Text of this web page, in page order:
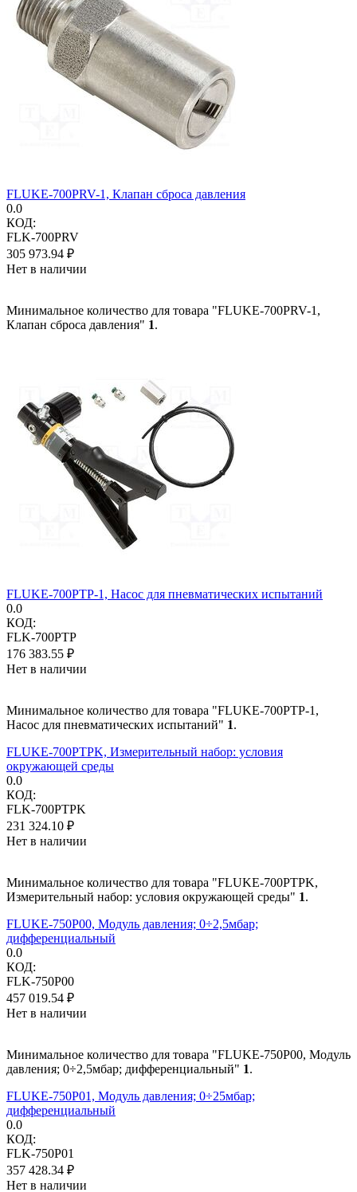
FLUKE-700PRV-1, Клапан сброса давления
0.0
КОД:
FLK-700PRV
305 973.94 ₽
Нет в наличии
Минимальное количество для товара "FLUKE-700PRV-1,
Клапан сброса давления" 1.
FLUKE-700PTP-1, Насос для пневматических испытаний
0.0
КОД:
FLK-700PTP
176 383.55 ₽
Нет в наличии
Минимальное количество для товара "FLUKE-700PTP-1,
Насос для пневматических испытаний" 1.
FLUKE-700PTPK, Измерительный набор: условия
окружающей среды
0.0
КОД:
FLK-700PTPK
231 324.10 ₽
Нет в наличии
Минимальное количество для товара "FLUKE-700PTPK,
Измерительный набор: условия окружающей среды" 1.
FLUKE-750P00, Модуль давления; 0÷2,5мбар;
дифференциальный
0.0
КОД:
FLK-750P00
457 019.54 ₽
Нет в наличии
Минимальное количество для товара "FLUKE-750P00, Модуль
давления; 0÷2,5мбар; дифференциальный" 1.
FLUKE-750P01, Модуль давления; 0÷25мбар;
дифференциальный
0.0
КОД:
FLK-750P01
357 428.34 ₽
Нет в наличии